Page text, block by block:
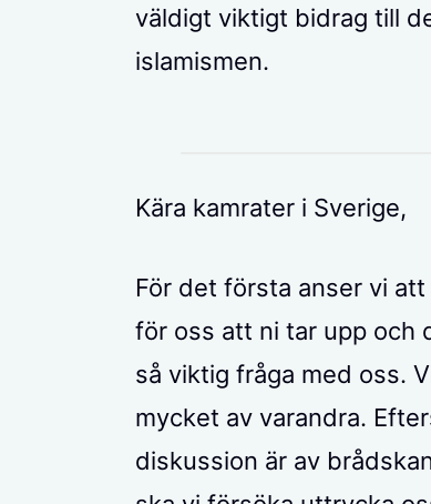
väldigt viktigt bidrag till
islamismen.
Kära kamrater i Sverige,
För det första anser vi
för oss att ni tar upp och
så viktig fråga med oss.
mycket av varandra.
diskussion är av